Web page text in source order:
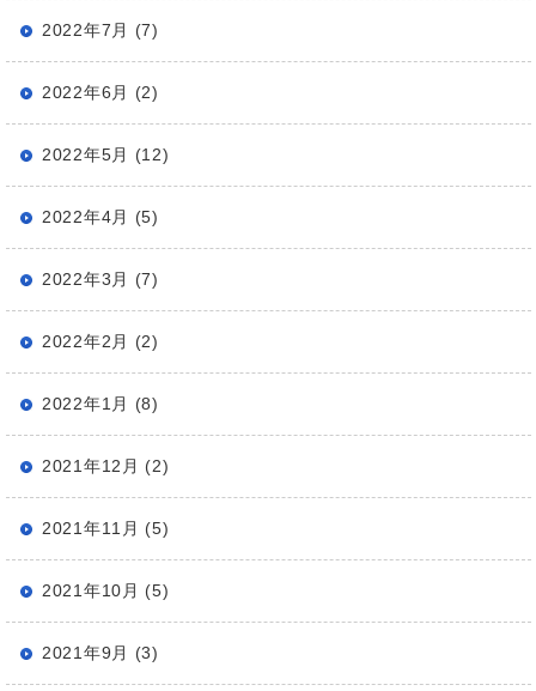
2022年7月 (7)
2022年6月 (2)
2022年5月 (12)
2022年4月 (5)
2022年3月 (7)
2022年2月 (2)
2022年1月 (8)
2021年12月 (2)
2021年11月 (5)
2021年10月 (5)
2021年9月 (3)